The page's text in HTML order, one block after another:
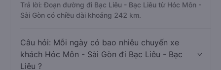
Trả lời: Đoạn đường đi Bạc Liêu - Bạc Liêu từ Hóc Môn -
Sài Gòn có chiều dài khoảng 242 km.
Câu hỏi: Mỗi ngày có bao nhiêu chuyến xe
khách Hóc Môn - Sài Gòn đi Bạc Liêu - Bạc
Liêu ?